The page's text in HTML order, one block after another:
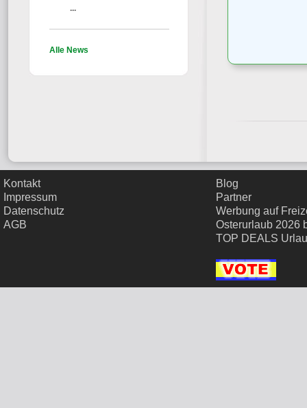
...
Alle News
Kontakt
Impressum
Datenschutz
AGB
Blog
Partner
Werbung auf
Osterurlaub 2026
TOP DEALS